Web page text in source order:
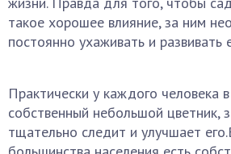
такое хорошее влияние, за ним
постоянно ухаживать и развивать
Практически у каждого человека
собственный небольшой цветник,
тщательно следит и улучшает